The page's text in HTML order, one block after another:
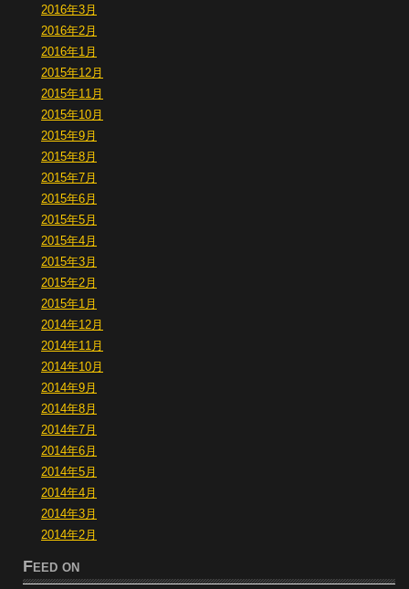
2016年3月
2016年2月
2016年1月
2015年12月
2015年11月
2015年10月
2015年9月
2015年8月
2015年7月
2015年6月
2015年5月
2015年4月
2015年3月
2015年2月
2015年1月
2014年12月
2014年11月
2014年10月
2014年9月
2014年8月
2014年7月
2014年6月
2014年5月
2014年4月
2014年3月
2014年2月
Feed on